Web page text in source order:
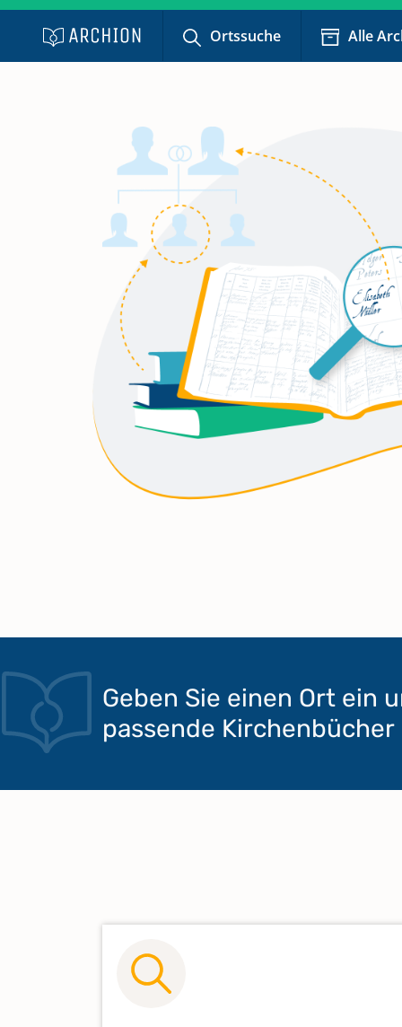
Ortssuche Alle
Geben Sie einen Ort ein
passende Kirchenbücher